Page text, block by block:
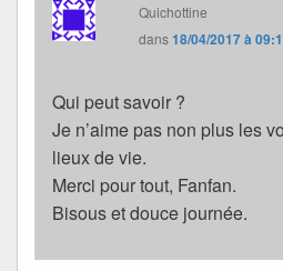
Quichottine
dans18/04/2017 à
Qui peut savoir ?
Je n’aime pas non plus les
lieux de vie.
Merci pour tout, Fanfan.
Bisous et douce journée.